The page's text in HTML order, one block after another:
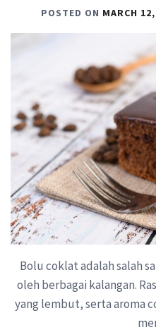
POSTED ON MARCH
Bolu coklat adalah salah
oleh berbagai kalangan.
yang lembut, serta aroma